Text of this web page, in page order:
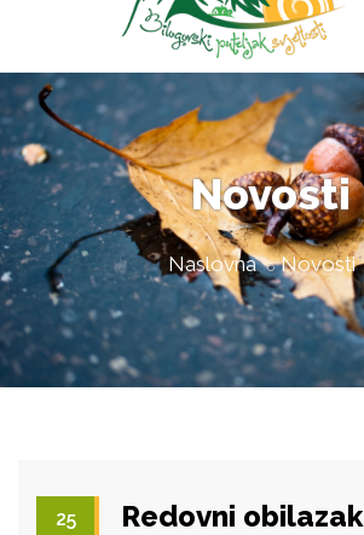
Novosti
Naslovna Novosti
25
Redovni obilazak